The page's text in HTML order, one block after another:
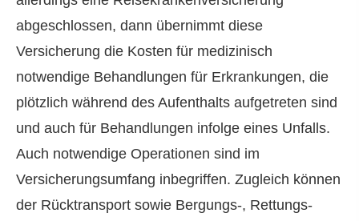
abgeschlossen, dann übernimmt diese
Versicherung die Kosten für medizinisch
notwendige Behandlungen für Erkrankungen, die
plötzlich während des Aufenthalts aufgetreten sind
und auch für Behandlungen infolge eines Unfalls.
Auch notwendige Operationen sind im
Versicherungsumfang inbegriffen. Zugleich können
der Rücktransport sowie Bergungs-, Rettungs-